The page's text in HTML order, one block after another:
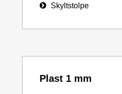
Skyltstolpe
Plast 1 mm